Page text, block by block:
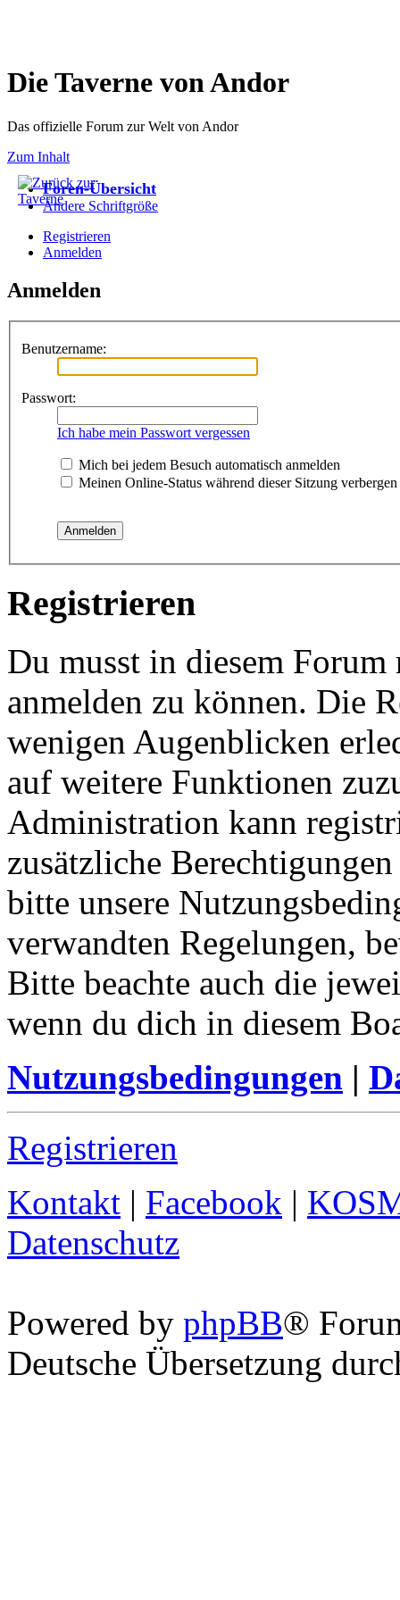
Die Taverne von Andor
Das offizielle Forum zur Welt von Andor
Zum Inhalt
Foren-Übersicht
Ändere Schriftgröße
Registrieren
Anmelden
Anmelden
Benutzername:
Passwort:
Ich habe mein Passwort vergessen
Mich bei jedem Besuch automatisch anmelden
Meinen Online-Status während dieser Sitzung verbergen
Registrieren
Du musst in diesem
anmelden zu können. Die
wenigen Augenblicken
auf weitere Funktionen
Administration kann
zusätzliche
bitte unsere
verwandten Regelungen,
Bitte beachte auch die
wenn du dich in diesem
Nutzungsbedingungen |
Registrieren
Kontakt | Facebook |
Datenschutz
Powered by phpBB®
Deutsche Übersetzung